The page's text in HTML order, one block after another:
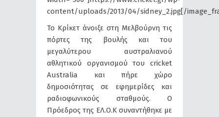
content/uploads/2013/04/sidney_2.jpg[/
Το Κρίκετ άνοιξε στη Μελβούρνη τις
πόρτες της βουλής και του
μεγαλύτερου αυστραλιανού
αθλητικού οργανισμού του cricket
Australia και πήρε χώρο
δημοσιότητας σε εφημερίδες και
ραδιοφωνικούς σταθμούς. Ο
Πρόεδρος της ΕΛ.Ο.Κ συναντήθηκε με